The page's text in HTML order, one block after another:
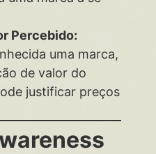
Percebido:
uma marca,
de valor do
justificar preços